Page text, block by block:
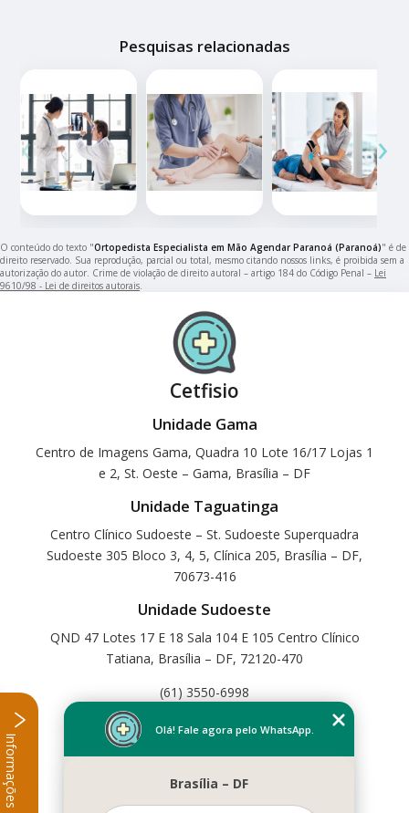
Pesquisas relacionadas
‹ ›
O conteúdo do texto "Ortopedista Especialista em Mão Agendar Paranoá (Paranoá)" é de
direito reservado. Sua reprodução, parcial ou total, mesmo citando nossos links, é proibida sem a
autorização do autor. Crime de violação de direito autoral – artigo 184 do Código Penal – Lei
9610/98 - Lei de direitos autorais.
Cetfisio
Unidade Gama
Centro de Imagens Gama, Quadra 10 Lote 16/17 Lojas 1
e 2, St. Oeste – Gama, Brasília – DF
Unidade Taguatinga
Centro Clínico Sudoeste – St. Sudoeste Superquadra
Sudoeste 305 Bloco 3, 4, 5, Clínica 205, Brasília – DF,
70673-416
Unidade Sudoeste
QND 47 Lotes 17 E 18 Sala 104 E 105 Centro Clínico
Tatiana, Brasília – DF, 72120-470
(61) 3550-6998
Home
Serviços
Olá! Fale agora pelo WhatsApp.
Brasília – DF
Informações